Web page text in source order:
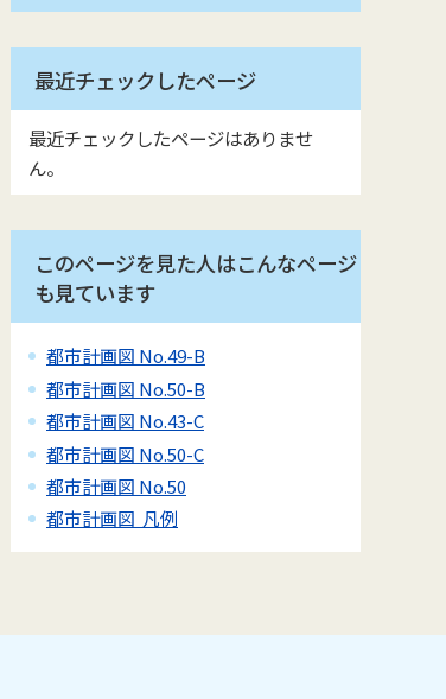
最近チェックしたページ
最近チェックしたページはありませ
ん。
このページを見た人はこんなページ
も見ています
都市計画図 No.49-B
都市計画図 No.50-B
都市計画図 No.43-C
都市計画図 No.50-C
都市計画図 No.50
都市計画図 凡例